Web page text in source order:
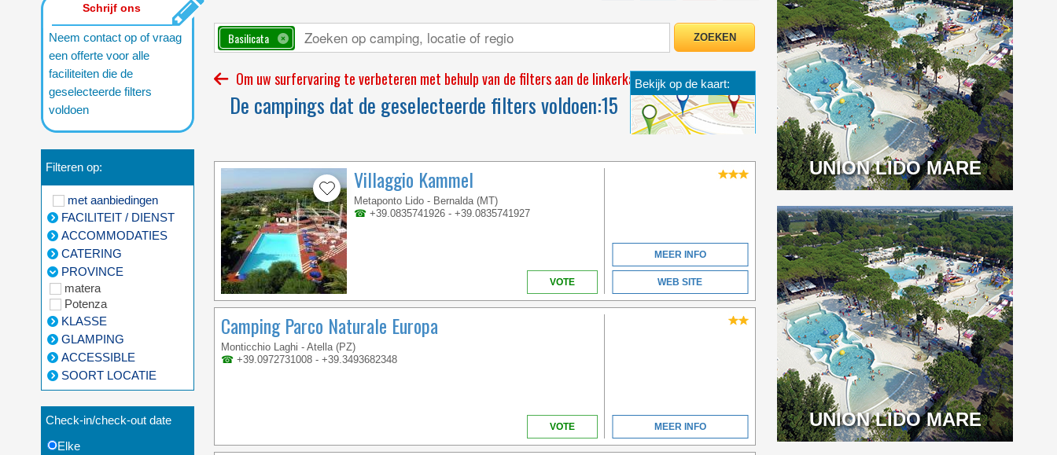
Schrijf ons
Neem contact op of vraag
een offerte voor alle
faciliteiten die de
geselecteerde filters
voldoen
Filteren op:
met aanbiedingen
FACILITEIT / DIENST
ACCOMMODATIES
CATERING
PROVINCE
matera
Potenza
KLASSE
GLAMPING
ACCESSIBLE
SOORT LOCATIE
Check-in/check-out date
Elke
Basilicata
Om uw surfervaring te verbeteren met behulp van de filters aan de linkerkant
De campings dat de geselecteerde filters voldoen:15
Bekijk op de kaart:
Villaggio Kammel
Metaponto Lido - Bernalda (MT)
☎ +39.0835741926 - +39.0835741927
VOTE
MEER INFO
WEB SITE
Camping Parco Naturale Europa
Monticchio Laghi - Atella (PZ)
☎ +39.0972731008 - +39.3493682348
VOTE MEER INFO
UNION LIDO MARE
VENETO
IN ITALY
UNION LIDO MARE
VENETO